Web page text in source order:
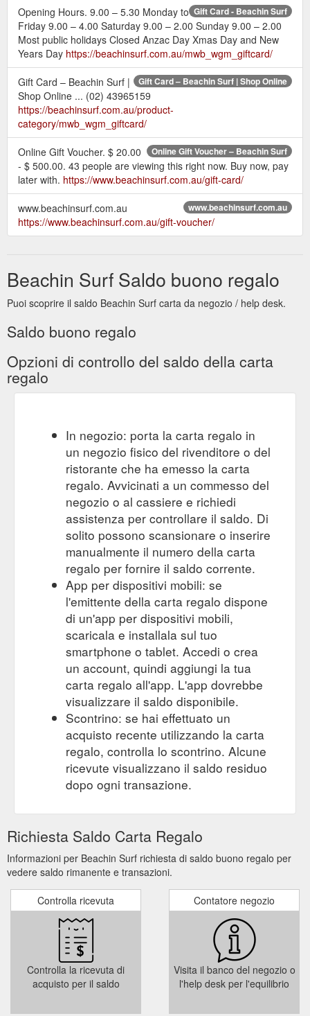
Gift Card - Beachin Surf
Opening Hours. 9.00 – 5.30 Monday to
Friday 9.00 – 4.00 Saturday 9.00 – 2.00 Sunday 9.00 – 2.00
Most public holidays Closed Anzac Day Xmas Day and New
Years Day https://beachinsurf.com.au/mwb_wgm_giftcard/
Gift Card – Beachin Surf | Shop Online
Gift Card – Beachin Surf |
Shop Online ... (02) 43965159
https://beachinsurf.com.au/product-
category/mwb_wgm_giftcard/
Online Gift Voucher – Beachin Surf
Online Gift Voucher. $ 20.00
- $ 500.00. 43 people are viewing this right now. Buy now, pay
later with. https://www.beachinsurf.com.au/gift-card/
www.beachinsurf.com.au
www.beachinsurf.com.au
https://www.beachinsurf.com.au/gift-voucher/
Beachin Surf Saldo buono regalo
Puoi scoprire il saldo Beachin Surf carta da negozio / help desk.
Saldo buono regalo
Opzioni di controllo del saldo della carta
regalo
In negozio: porta la carta regalo in
un negozio fisico del rivenditore o del
ristorante che ha emesso la carta
regalo. Avvicinati a un commesso del
negozio o al cassiere e richiedi
assistenza per controllare il saldo. Di
solito possono scansionare o inserire
manualmente il numero della carta
regalo per fornire il saldo corrente.
App per dispositivi mobili: se
l'emittente della carta regalo dispone
di un'app per dispositivi mobili,
scaricala e installala sul tuo
smartphone o tablet. Accedi o crea
un account, quindi aggiungi la tua
carta regalo all'app. L'app dovrebbe
visualizzare il saldo disponibile.
Scontrino: se hai effettuato un
acquisto recente utilizzando la carta
regalo, controlla lo scontrino. Alcune
ricevute visualizzano il saldo residuo
dopo ogni transazione.
Richiesta Saldo Carta Regalo
Informazioni per Beachin Surf richiesta di saldo buono regalo per
vedere saldo rimanente e transazioni.
Controlla ricevuta
Controlla la ricevuta di
acquisto per il saldo
Contatore negozio
Visita il banco del negozio o
l'help desk per l'equilibrio